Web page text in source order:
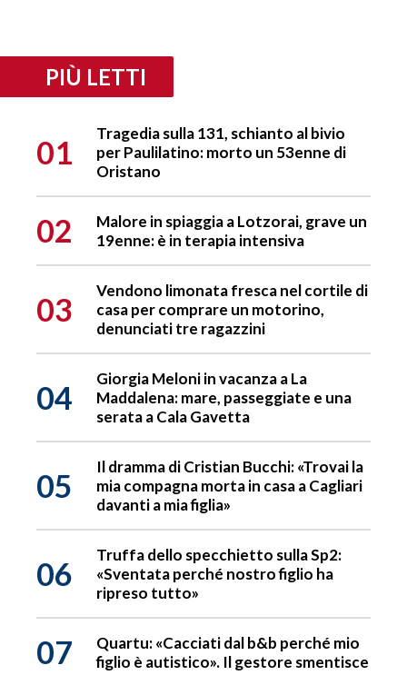
PIÙ LETTI
01
Tragedia sulla 131, schianto al bivio
per Paulilatino: morto un 53enne di
Oristano
02
Malore in spiaggia a Lotzorai, grave un
19enne: è in terapia intensiva
03
Vendono limonata fresca nel cortile di
casa per comprare un motorino,
denunciati tre ragazzini
04
Giorgia Meloni in vacanza a La
Maddalena: mare, passeggiate e una
serata a Cala Gavetta
05
Il dramma di Cristian Bucchi: «Trovai la
mia compagna morta in casa a Cagliari
davanti a mia figlia»
06
Truffa dello specchietto sulla Sp2:
«Sventata perché nostro figlio ha
ripreso tutto»
07
Quartu: «Cacciati dal b&b perché mio
figlio è autistico». Il gestore smentisce